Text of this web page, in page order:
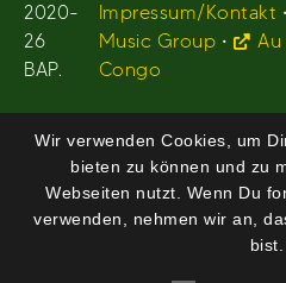
2020-
26
BAP.
Impressum/Kontakt •
Music Group •
Au
Congo
Wir verwenden Cookies, um
bieten zu können und zu
Webseiten nutzt. Wenn Du
verwenden, nehmen wir an,
bist.